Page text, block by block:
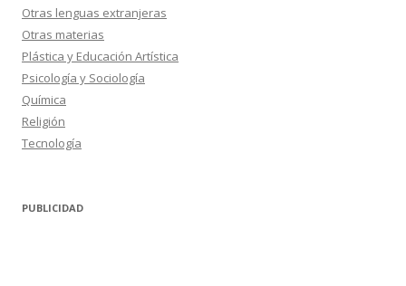
Otras lenguas extranjeras
Otras materias
Plástica y Educación Artística
Psicología y Sociología
Química
Religión
Tecnología
PUBLICIDAD